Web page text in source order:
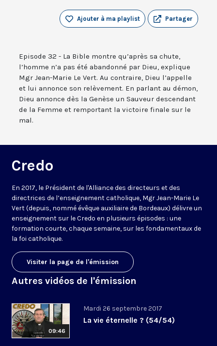
Partager
Ajouter à ma playlist
Episode 32 - La Bible montre qu’après sa chute,
l’homme n’a pas été abandonné par Dieu, explique
Mgr Jean-Marie Le Vert. Au contraire, Dieu l’appelle
et lui annonce son relèvement. En parlant au démon,
Dieu annonce dès la Genèse un Sauveur descendant
de la Femme et remportant la victoire finale sur le
mal.
Credo
En 2017, le Président de l'Alliance des directeurs et des
directrices de l’enseignement catholique, Mgr Jean-Marie Le
Vert (depuis, nommé évêque auxiliaire de Bordeaux) délivre un
enseignement sur le Credo en plusieurs épisodes : une
formation courte, chaque semaine, sur les fondamentaux de
la foi catholique.
Visiter la page de l'émission
Autres vidéos de l'émission
09:46
Mardi 26 septembre 2017
La vie éternelle ? (54/54)